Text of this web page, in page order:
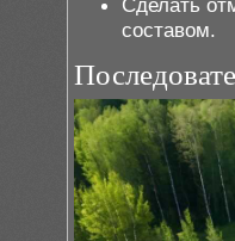
Сделать
составом.